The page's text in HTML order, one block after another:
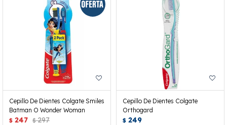
Cepillo De Dientes Colgate Smiles
Batman O Wonder Woman
$ 247 $ 297
Cepillo De Dientes Colgate
Orthogard
$ 249